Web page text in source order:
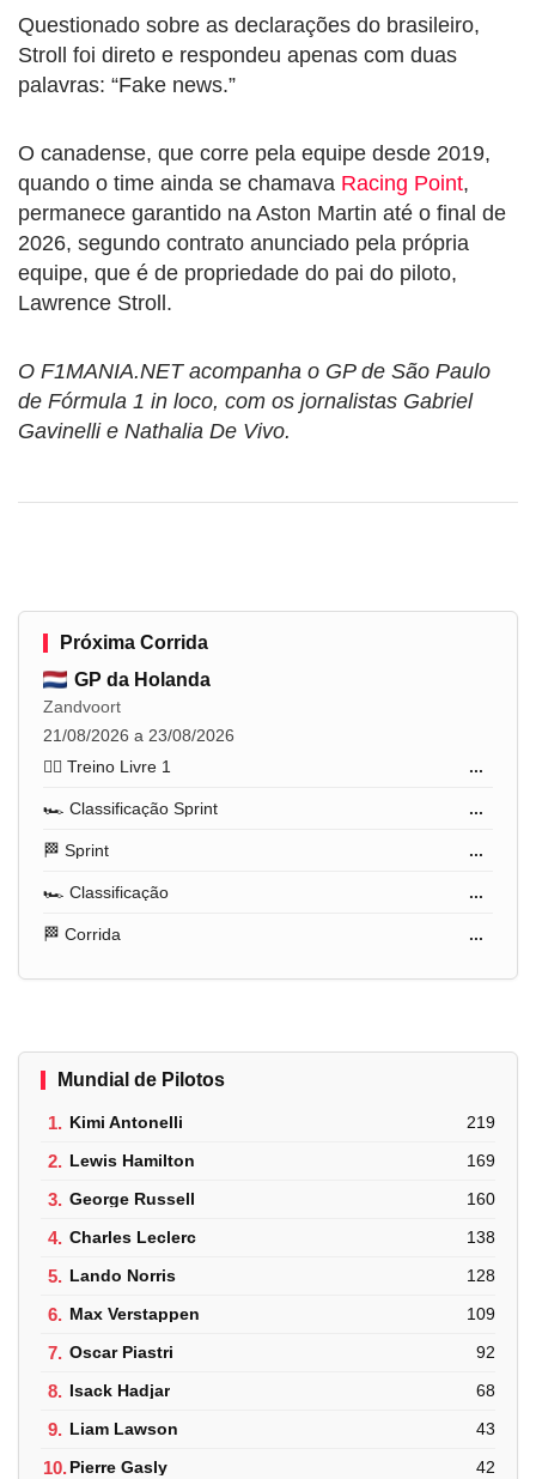
Questionado sobre as declarações do brasileiro,
Stroll foi direto e respondeu apenas com duas
palavras: “Fake news.”
O canadense, que corre pela equipe desde 2019,
quando o time ainda se chamava Racing Point,
permanece garantido na Aston Martin até o final de
2026, segundo contrato anunciado pela própria
equipe, que é de propriedade do pai do piloto,
Lawrence Stroll.
O F1MANIA.NET acompanha o GP de São Paulo
de Fórmula 1 in loco, com os jornalistas Gabriel
Gavinelli e Nathalia De Vivo.
Próxima Corrida
GP da Holanda
Zandvoort
21/08/2026 a 23/08/2026
🏋️‍♂️ Treino Livre 1
...
🏎️ Classificação Sprint ...
🏁 Sprint ...
🏎️ Classificação ...
🏁 Corrida ...
Mundial de Pilotos
1. Kimi Antonelli 219
2. Lewis Hamilton 169
3. George Russell 160
4. Charles Leclerc 138
5. Lando Norris 128
6. Max Verstappen 109
7. Oscar Piastri 92
8. Isack Hadjar 68
9. Liam Lawson 43
10.Pierre Gasly 42